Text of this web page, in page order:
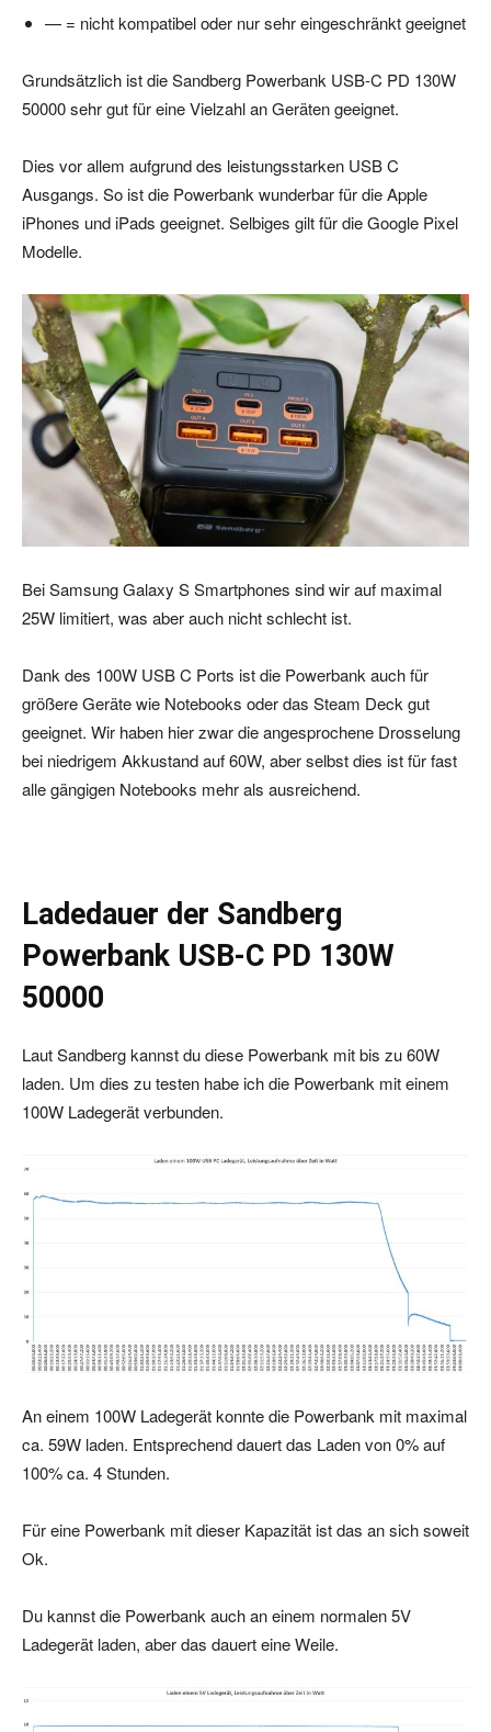
— = nicht kompatibel oder nur sehr eingeschränkt geeignet
Grundsätzlich ist die Sandberg Powerbank USB-C PD 130W
50000 sehr gut für eine Vielzahl an Geräten geeignet.
Dies vor allem aufgrund des leistungsstarken USB C
Ausgangs. So ist die Powerbank wunderbar für die Apple
iPhones und iPads geeignet. Selbiges gilt für die Google Pixel
Modelle.
Bei Samsung Galaxy S Smartphones sind wir auf maximal
25W limitiert, was aber auch nicht schlecht ist.
Dank des 100W USB C Ports ist die Powerbank auch für
größere Geräte wie Notebooks oder das Steam Deck gut
geeignet. Wir haben hier zwar die angesprochene Drosselung
bei niedrigem Akkustand auf 60W, aber selbst dies ist für fast
alle gängigen Notebooks mehr als ausreichend.
Ladedauer der Sandberg
Powerbank USB-C PD 130W
50000
Laut Sandberg kannst du diese Powerbank mit bis zu 60W
laden. Um dies zu testen habe ich die Powerbank mit einem
100W Ladegerät verbunden.
An einem 100W Ladegerät konnte die Powerbank mit maximal
ca. 59W laden. Entsprechend dauert das Laden von 0% auf
100% ca. 4 Stunden.
Für eine Powerbank mit dieser Kapazität ist das an sich soweit
Ok.
Du kannst die Powerbank auch an einem normalen 5V
Ladegerät laden, aber das dauert eine Weile.